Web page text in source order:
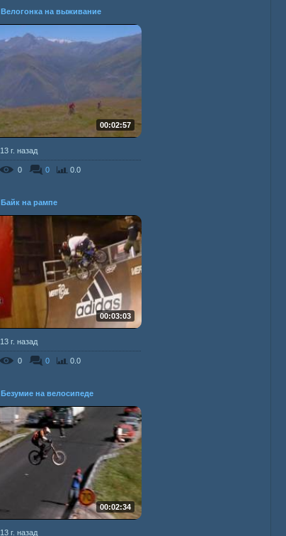
Велогонка на выживание
00:02:57
13 г. назад
0 0 0.0
Байк на рампе
00:03:03
13 г. назад
0 0 0.0
Безумие на велосипеде
00:02:34
13 г. назад